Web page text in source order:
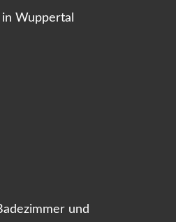
Wuppertal
und